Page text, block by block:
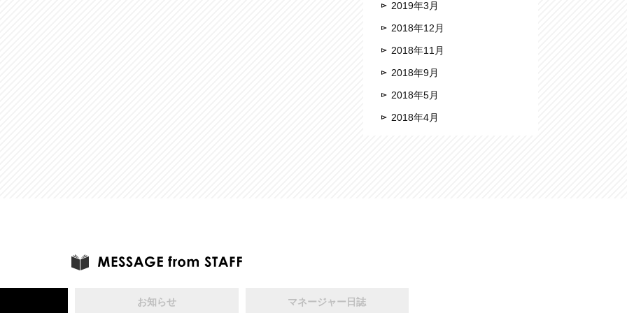
2019年3月
2018年12月
2018年11月
2018年9月
2018年5月
2018年4月
お知らせ マネージャー日誌